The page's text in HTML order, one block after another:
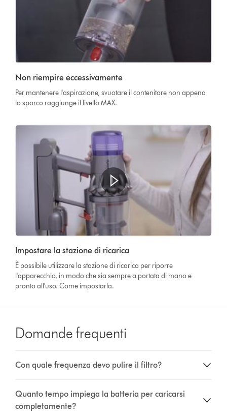
Non riempire eccessivamente
Per mantenere l'aspirazione, svuotare il contenitore non appena
lo sporco raggiunge il livello MAX.
Transcript
Apri
trascrizione
video
Impostare la stazione di ricarica
È possibile utilizzare la stazione di ricarica per riporre
l'apparecchio, in modo che sia sempre a portata di mano e
pronto all'uso. Come impostarla.
Domande frequenti
Con quale frequenza devo pulire il filtro?
Quanto tempo impiega la batteria per caricarsi
completamente?